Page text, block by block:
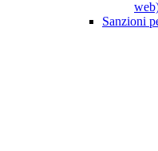
Sanzioni